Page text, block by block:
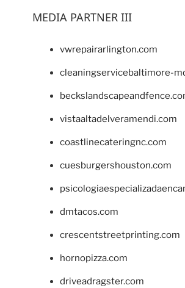
MEDIA PARTNER III
vwrepairarlington.com
cleaningservicebaltimore-
vistaaltadelveramendi.com
coastlinecateringnc.com
cuesburgershouston.com
dmtacos.com
crescentstreetprinting.com
hornopizza.com
driveadragster.com